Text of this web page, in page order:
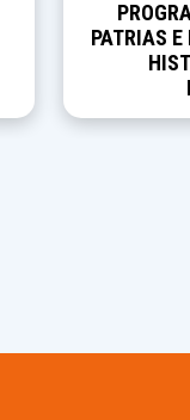
PATRIAS